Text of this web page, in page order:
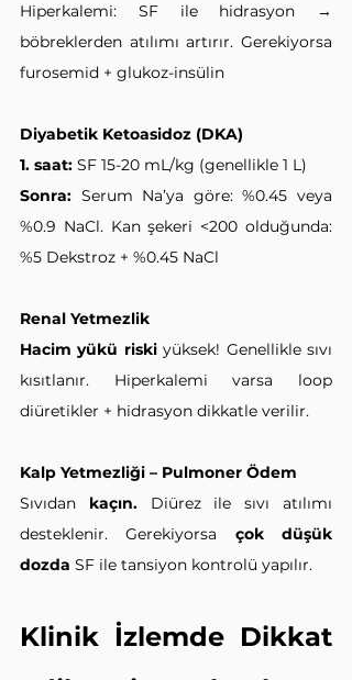
Hiperkalemi: SF ile hidrasyon →
böbreklerden atılımı artırır. Gerekiyorsa
furosemid + glukoz-insülin
Diyabetik Ketoasidoz (DKA)
1. saat: SF 15-20 mL/kg (genellikle 1 L)
Sonra: Serum Na’ya göre: %0.45 veya
%0.9 NaCl. Kan şekeri <200 olduğunda:
%5 Dekstroz + %0.45 NaCl
Renal Yetmezlik
Hacim yükü riski yüksek! Genellikle sıvı
kısıtlanır. Hiperkalemi varsa loop
diüretikler + hidrasyon dikkatle verilir.
Kalp Yetmezliği – Pulmoner Ödem
Sıvıdan kaçın. Diürez ile sıvı atılımı
desteklenir. Gerekiyorsa çok düşük
dozda SF ile tansiyon kontrolü yapılır.
Klinik İzlemde Dikkat